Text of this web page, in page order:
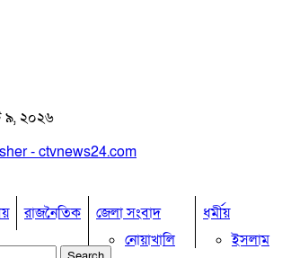
৯, ২০২৬
- ctvnews24.com
রাজনৈতিক
জেলা সংবাদ
নোয়াখালি
ধর্মীয়
ইসলাম